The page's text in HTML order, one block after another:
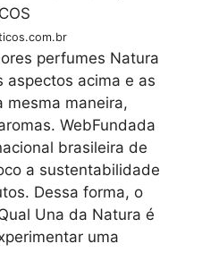
perfumes Natura
aspectos acima e as
mesma maneira,
WebFundada
brasileira de
a sustentabilidade
Dessa forma, o
Una da Natura é
uma